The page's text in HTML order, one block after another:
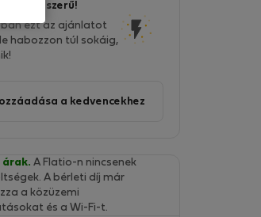
népszerű!
ezt az ajánlatot
habozzon túl sokáig,
a kedvencekhez
árak. A Flatio-n nincsenek
A bérleti díj már
a közüzemi
és a Wi-Fi-t.